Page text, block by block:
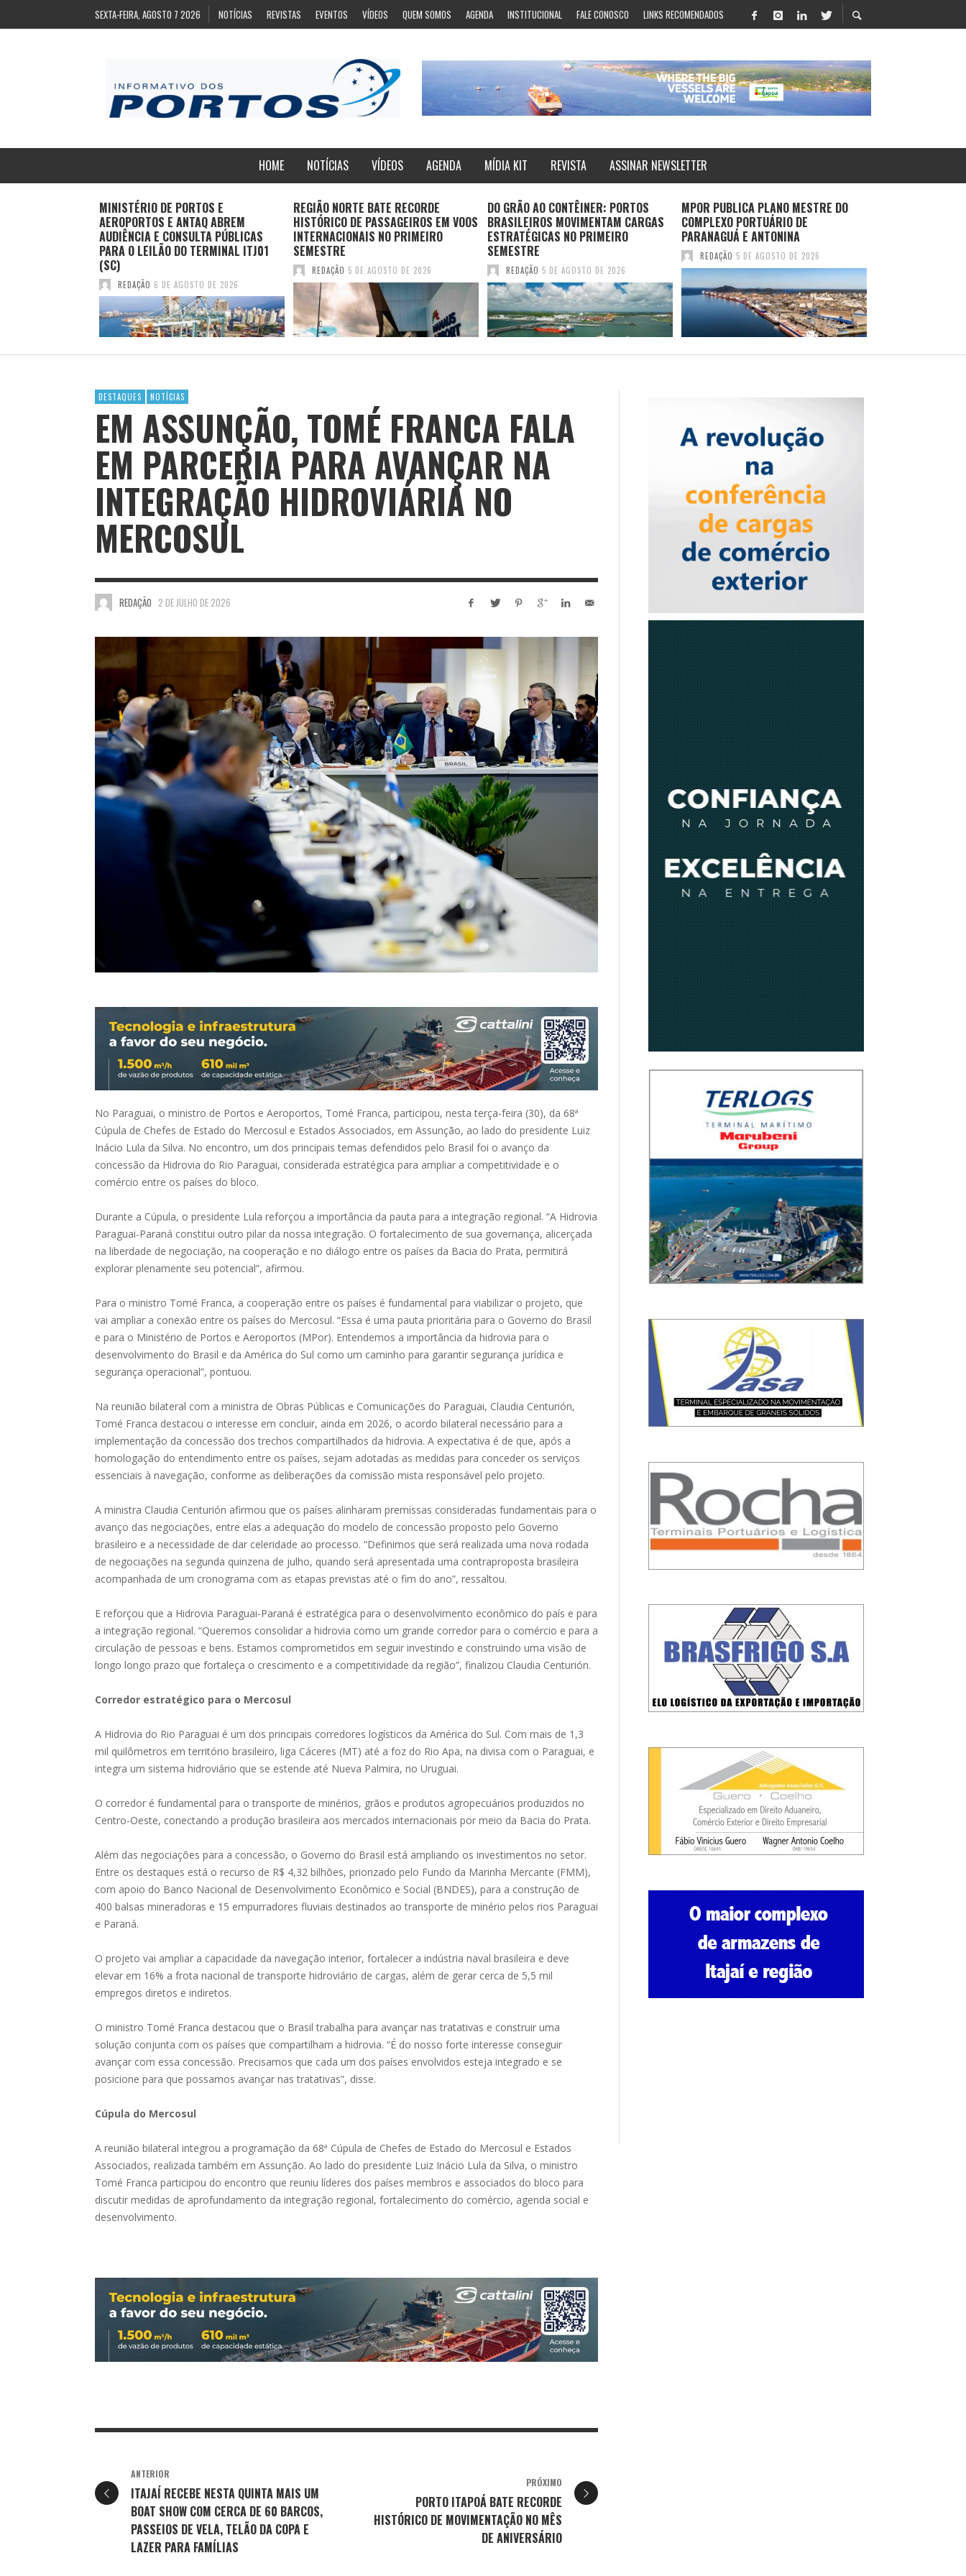
SEXTA-FEIRA, AGOSTO 7 2026 NOTÍCIAS REVISTAS EVENTOS VÍDEOS QUEM SOMOS AGENDA INSTITUCIONAL FALE CONOSCO LINKS RECOMENDADOS
HOME NOTÍCIAS VÍDEOS AGENDA MÍDIA KIT REVISTA ASSINAR NEWSLETTER
MINISTÉRIO DE PORTOS E
AEROPORTOS E ANTAQ ABREM
AUDIÊNCIA E CONSULTA PÚBLICAS
PARA O LEILÃO DO TERMINAL ITJ01
(SC)
REDAÇÃO 6 DE AGOSTO DE 2026
REGIÃO NORTE BATE RECORDE
HISTÓRICO DE PASSAGEIROS EM VOOS
INTERNACIONAIS NO PRIMEIRO
SEMESTRE
REDAÇÃO 5 DE AGOSTO DE 2026
DO GRÃO AO CONTÊINER: PORTOS
BRASILEIROS MOVIMENTAM CARGAS
ESTRATÉGICAS NO PRIMEIRO
SEMESTRE
REDAÇÃO 5 DE AGOSTO DE 2026
MPOR PUBLICA PLANO MESTRE DO
COMPLEXO PORTUÁRIO DE
PARANAGUÁ E ANTONINA
REDAÇÃO 5 DE AGOSTO DE 2026
DESTAQUES NOTÍCIAS
EM ASSUNÇÃO, TOMÉ FRANCA FALA
EM PARCERIA PARA AVANÇAR NA
INTEGRAÇÃO HIDROVIÁRIA NO
MERCOSUL
REDAÇÃO 2 DE JULHO DE 2026
No Paraguai, o ministro de Portos e Aeroportos, Tomé Franca, participou, nesta terça-feira (30), da 68ª
Cúpula de Chefes de Estado do Mercosul e Estados Associados, em Assunção, ao lado do presidente Luiz
Inácio Lula da Silva. No encontro, um dos principais temas defendidos pelo Brasil foi o avanço da
concessão da Hidrovia do Rio Paraguai, considerada estratégica para ampliar a competitividade e o
comércio entre os países do bloco.
Durante a Cúpula, o presidente Lula reforçou a importância da pauta para a integração regional. “A Hidrovia
Paraguai-Paraná constitui outro pilar da nossa integração. O fortalecimento de sua governança, alicerçada
na liberdade de negociação, na cooperação e no diálogo entre os países da Bacia do Prata, permitirá
explorar plenamente seu potencial”, afirmou.
Para o ministro Tomé Franca, a cooperação entre os países é fundamental para viabilizar o projeto, que
vai ampliar a conexão entre os países do Mercosul. “Essa é uma pauta prioritária para o Governo do Brasil
e para o Ministério de Portos e Aeroportos (MPor). Entendemos a importância da hidrovia para o
desenvolvimento do Brasil e da América do Sul como um caminho para garantir segurança jurídica e
segurança operacional”, pontuou.
Na reunião bilateral com a ministra de Obras Públicas e Comunicações do Paraguai, Claudia Centurión,
Tomé Franca destacou o interesse em concluir, ainda em 2026, o acordo bilateral necessário para a
implementação da concessão dos trechos compartilhados da hidrovia. A expectativa é de que, após a
homologação do entendimento entre os países, sejam adotadas as medidas para conceder os serviços
essenciais à navegação, conforme as deliberações da comissão mista responsável pelo projeto.
A ministra Claudia Centurión afirmou que os países alinharam premissas consideradas fundamentais para o
avanço das negociações, entre elas a adequação do modelo de concessão proposto pelo Governo
brasileiro e a necessidade de dar celeridade ao processo. “Definimos que será realizada uma nova rodada
de negociações na segunda quinzena de julho, quando será apresentada uma contraproposta brasileira
acompanhada de um cronograma com as etapas previstas até o fim do ano”, ressaltou.
E reforçou que a Hidrovia Paraguai-Paraná é estratégica para o desenvolvimento econômico do país e para
a integração regional. “Queremos consolidar a hidrovia como um grande corredor para o comércio e para a
circulação de pessoas e bens. Estamos comprometidos em seguir investindo e construindo uma visão de
longo longo prazo que fortaleça o crescimento e a competitividade da região”, finalizou Claudia Centurión.
Corredor estratégico para o Mercosul
A Hidrovia do Rio Paraguai é um dos principais corredores logísticos da América do Sul. Com mais de 1,3
mil quilômetros em território brasileiro, liga Cáceres (MT) até a foz do Rio Apa, na divisa com o Paraguai, e
integra um sistema hidroviário que se estende até Nueva Palmira, no Uruguai.
O corredor é fundamental para o transporte de minérios, grãos e produtos agropecuários produzidos no
Centro-Oeste, conectando a produção brasileira aos mercados internacionais por meio da Bacia do Prata.
Além das negociações para a concessão, o Governo do Brasil está ampliando os investimentos no setor.
Entre os destaques está o recurso de R$ 4,32 bilhões, priorizado pelo Fundo da Marinha Mercante (FMM),
com apoio do Banco Nacional de Desenvolvimento Econômico e Social (BNDES), para a construção de
400 balsas mineradoras e 15 empurradores fluviais destinados ao transporte de minério pelos rios Paraguai
e Paraná.
O projeto vai ampliar a capacidade da navegação interior, fortalecer a indústria naval brasileira e deve
elevar em 16% a frota nacional de transporte hidroviário de cargas, além de gerar cerca de 5,5 mil
empregos diretos e indiretos.
O ministro Tomé Franca destacou que o Brasil trabalha para avançar nas tratativas e construir uma
solução conjunta com os países que compartilham a hidrovia. “É do nosso forte interesse conseguir
avançar com essa concessão. Precisamos que cada um dos países envolvidos esteja integrado e se
posicione para que possamos avançar nas tratativas”, disse.
Cúpula do Mercosul
A reunião bilateral integrou a programação da 68ª Cúpula de Chefes de Estado do Mercosul e Estados
Associados, realizada também em Assunção. Ao lado do presidente Luiz Inácio Lula da Silva, o ministro
Tomé Franca participou do encontro que reuniu líderes dos países membros e associados do bloco para
discutir medidas de aprofundamento da integração regional, fortalecimento do comércio, agenda social e
desenvolvimento.
ANTERIOR
ITAJAÍ RECEBE NESTA QUINTA MAIS UM
BOAT SHOW COM CERCA DE 60 BARCOS,
PASSEIOS DE VELA, TELÃO DA COPA E
LAZER PARA FAMÍLIAS
PRÓXIMO
PORTO ITAPOÁ BATE RECORDE
HISTÓRICO DE MOVIMENTAÇÃO NO MÊS
DE ANIVERSÁRIO